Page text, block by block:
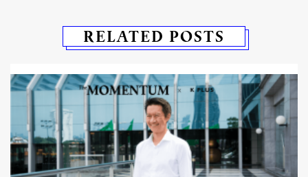
RELATED POSTS